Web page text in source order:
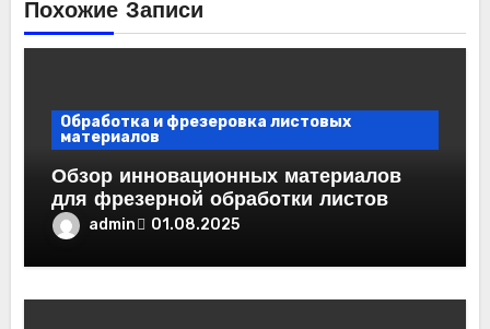
Похожие Записи
Обработка и фрезеровка листовых
материалов
Обзор инновационных материалов
для фрезерной обработки листов
admin 01.08.2025